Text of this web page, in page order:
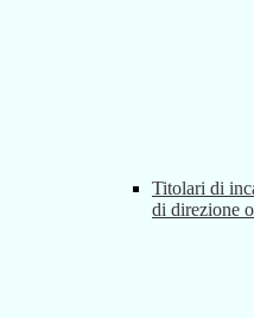
Titolari di
di direzione